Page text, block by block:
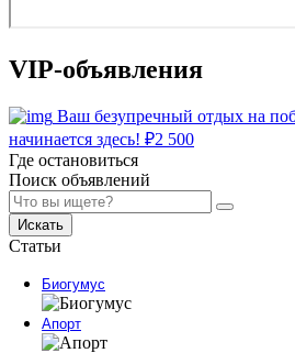
VIP-объявления
Ваш безупречный отдых на
начинается здесь! ₽2 500
Где остановиться
Поиск объявлений
Искать
Статьи
Биогумус
Апорт